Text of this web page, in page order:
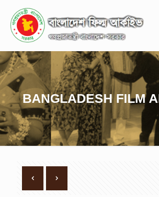
BANGLADESH FILM